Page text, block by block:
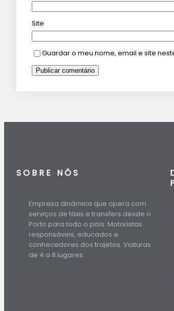
Site
Guardar o meu nome, email e site
SOBRE NÓS
Empresa dinâmica que opera com
serviços de táxis e transfers desde o
Porto para todo o país. Motoristas
responsáveis, educados e
conhecedores dos trajetos. Viaturas
de 4 a 8 lugares.